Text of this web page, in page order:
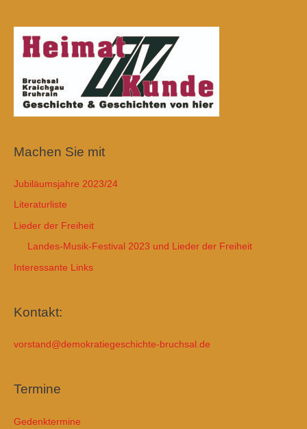
Machen Sie mit
Jubiläumsjahre 2023/24
Literaturliste
Lieder der Freiheit
Landes-Musik-Festival 2023 und Lieder der Freiheit
Interessante Links
Kontakt:
vorstand@demokratiegeschichte-bruchsal.de
Termine
Gedenktermine